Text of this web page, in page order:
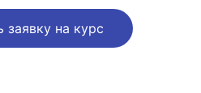
заявку на курс